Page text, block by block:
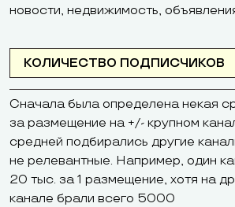
новости, недвижимость,
КОЛИЧЕСТВО ПОДПИСЧИКОВ
Сначала была определена некая
за размещение на +/- крупном
средней подбирались другие
не релевантные. Например, один
20 тыс. за 1 размещение, хотя на
канале брали всего 5000